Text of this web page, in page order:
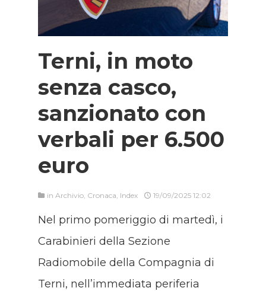
Terni, in moto
senza casco,
sanzionato con
verbali per 6.500
euro
in Archivio Cronaca Index 19/09/2025 12:02
Nel primo pomeriggio di martedì, i
Carabinieri della Sezione
Radiomobile della Compagnia di
Terni, nell’immediata periferia